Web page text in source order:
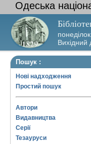
Одеська
Вихідний
Пошук :
Нові надходження
Простий пошук
Автори
Видавництва
Серії
Тезауруси